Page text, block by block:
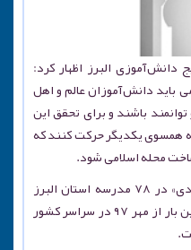
البرز اظهار کرد:
باید دانش‌آموزان عالم و اهل
توانمند باشند و برای تحقق این
همسوی یکدیگر حرکت کنند که
محله اسلامی شود.
وی به اجرای طرح شهید «بهنام محمدی» در ۷۸ مدرسه استان البرز
اشاره کرد و افزود: این طرح برای اولین بار از مهر ۹۷ در سراسر کشور